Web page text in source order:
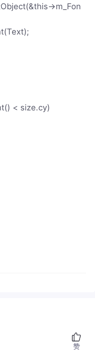
>m_Fon
< size.cy)
赞